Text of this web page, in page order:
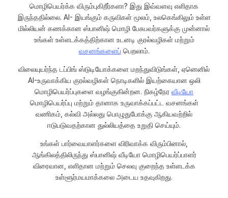
மொழிபெயர்க்க விரும்புகிறீர்களா? இது இவ்வளவு எளிதாக
இருந்ததில்லை. AI- இயங்கும் கருவிகள் மூலம், உலகெங்கிலும் உள்ள
மில்லியன் கணக்கான ஸ்பானிஷ் மொழி பேசுபவர்களுக்கு முன்னால்
உங்கள் உள்ளடக்கத்திற்கான உடனடி குரல்வழிகள் மற்றும்
வசனங்களைப் பெறலாம்.
விலையுயர்ந்த டப்பிங் ஸ்டுடியோக்களை மறந்துவிடுங்கள், ஏனெனில்
AI-உருவாக்கிய குரல்வழிகள் நொடிகளில் இயற்கையான ஒலி
மொழிபெயர்ப்புகளை வழங்குகின்றன. நிகழ்நேர வீடியோ
மொழிபெயர்ப்பு மற்றும் தானாக உருவாக்கப்பட்ட வசனங்கள்
வணிகம், கல்வி அல்லது பொழுதுபோக்கு ஆகியவற்றில்
ஈடுபடுவதற்கான துல்லியத்தை உறுதி செய்யும்.
உங்கள் பார்வையாளர்களை விரிவாக்க விரும்பினால்,
ஆங்கிலத்திலிருந்து ஸ்பானிஷ் வீடியோ மொழிபெயர்ப்பாளர்
விரைவான, எளிதான மற்றும் செலவு குறைந்த உள்ளடக்க
உள்ளூர்மயமாக்கலை அடைய உதவுகிறது.